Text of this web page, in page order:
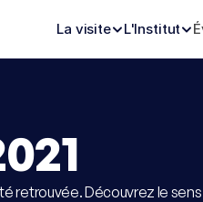
La visite L'Institut
retrouvée. Découvrez le